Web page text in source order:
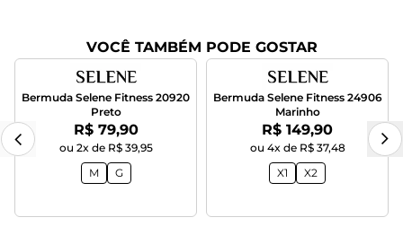
VOCÊ TAMBÉM PODE GOSTAR
Bermuda Selene Fitness 20920
Preto
Por:
R$ 79,90
ou 2x de R$ 39,95
M
G
Bermuda Selene Fitness 24906
Marinho
Por:
R$ 149,90
ou 4x de R$ 37,48
X1
X2